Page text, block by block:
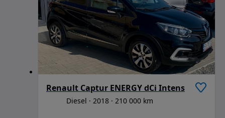
Renault Captur ENERGY dCi Intens
Diesel 2018 210 000 km